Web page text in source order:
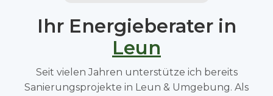
Ihr Energieberater in
Leun
Seit vielen Jahren unterstütze ich bereits
Sanierungsprojekte in Leun & Umgebung. Als